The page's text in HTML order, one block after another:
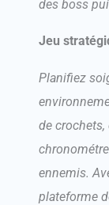
des boss
Jeu
Planifiez
de crochets,
ennemis.
plateforme